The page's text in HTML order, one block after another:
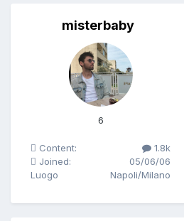
misterbaby
6
Content:
1.8k
Joined:
05/06/06
Luogo
Napoli/Milano